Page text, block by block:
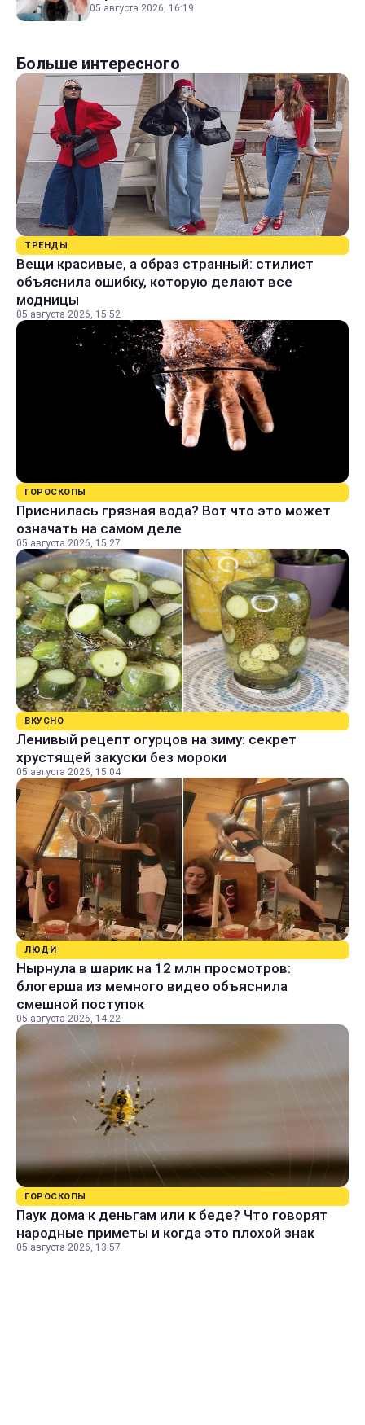
05 августа 2026, 16:19
Больше интересного
ТРЕНДЫ
Вещи красивые, а образ странный: стилист
объяснила ошибку, которую делают все
модницы
05 августа 2026, 15:52
ГОРОСКОПЫ
Приснилась грязная вода? Вот что это может
означать на самом деле
05 августа 2026, 15:27
ВКУСНО
Ленивый рецепт огурцов на зиму: секрет
хрустящей закуски без мороки
05 августа 2026, 15:04
ЛЮДИ
Нырнула в шарик на 12 млн просмотров:
блогерша из мемного видео объяснила
смешной поступок
05 августа 2026, 14:22
ГОРОСКОПЫ
Паук дома к деньгам или к беде? Что говорят
народные приметы и когда это плохой знак
05 августа 2026, 13:57